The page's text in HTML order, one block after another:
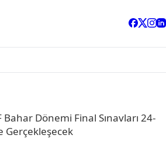
Bahar Dönemi Final Sınavları 24-
Gerçekleşecek